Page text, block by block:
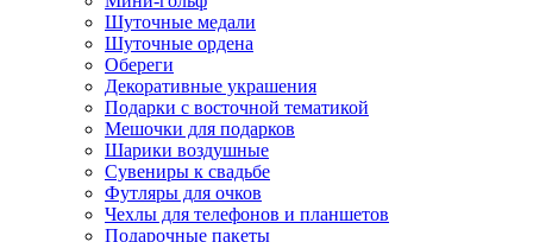
Шуточные медали
Шуточные ордена
Обереги
Декоративные украшения
Подарки с восточной тематикой
Мешочки для подарков
Шарики воздушные
Сувениры к свадьбе
Футляры для очков
Чехлы для телефонов и планшетов
Подарочные пакеты